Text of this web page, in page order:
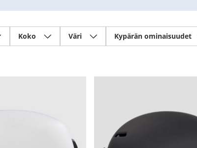
Koko Väri Kypärän ominaisuudet